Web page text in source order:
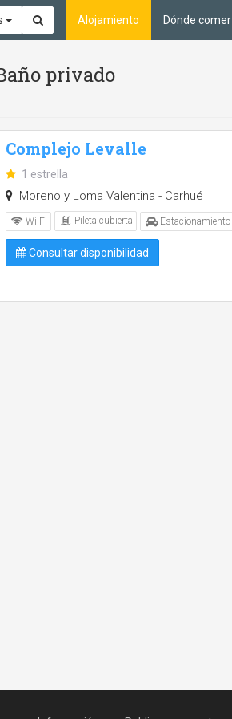
Alojamiento Dónde comer
privado
Complejo Levalle
1 estrella
Moreno y Loma Valentina - Carhué
Wi-Fi Pileta cubierta Estacionamiento
Consultar disponibilidad